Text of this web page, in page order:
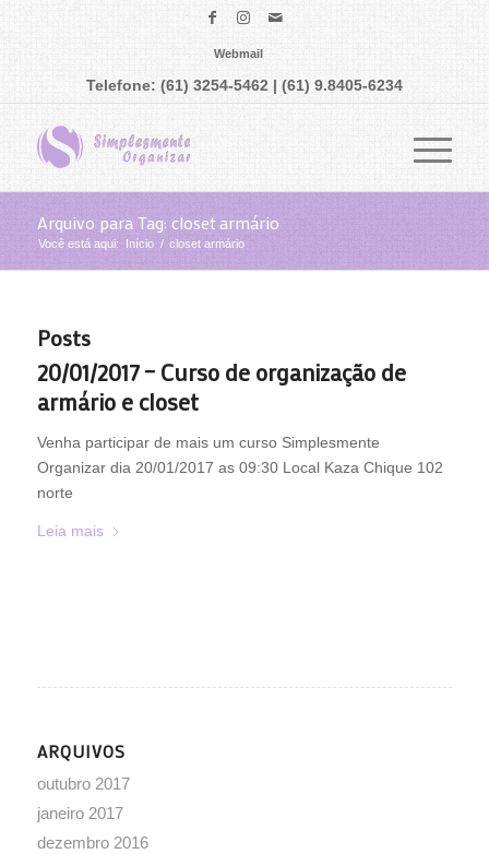
Webmail
Telefone: (61) 3254-5462 | (61) 9.8405-6234
Arquivo para Tag: closet armário
Você está aqui: Início / closet armário
Posts
20/01/2017 – Curso de organização de
armário e closet
Venha participar de mais um curso Simplesmente
Organizar dia 20/01/2017 as 09:30 Local Kaza Chique 102
norte
Leia mais
ARQUIVOS
outubro 2017
janeiro 2017
dezembro 2016